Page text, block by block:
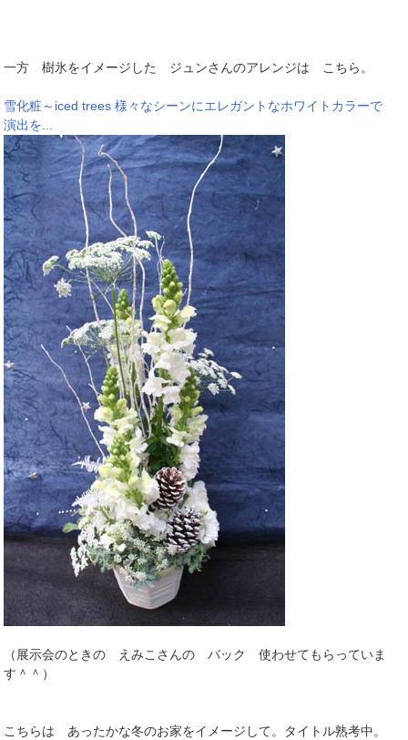
一方 樹氷をイメージした ジュンさんのアレンジは こちら。
雪化粧～iced trees 様々なシーンにエレガントなホワイトカラーで
演出を...
（展示会のときの えみこさんの バック 使わせてもらっていま
す＾＾）
こちらは あったかな冬のお家をイメージして。タイトル熟考中。